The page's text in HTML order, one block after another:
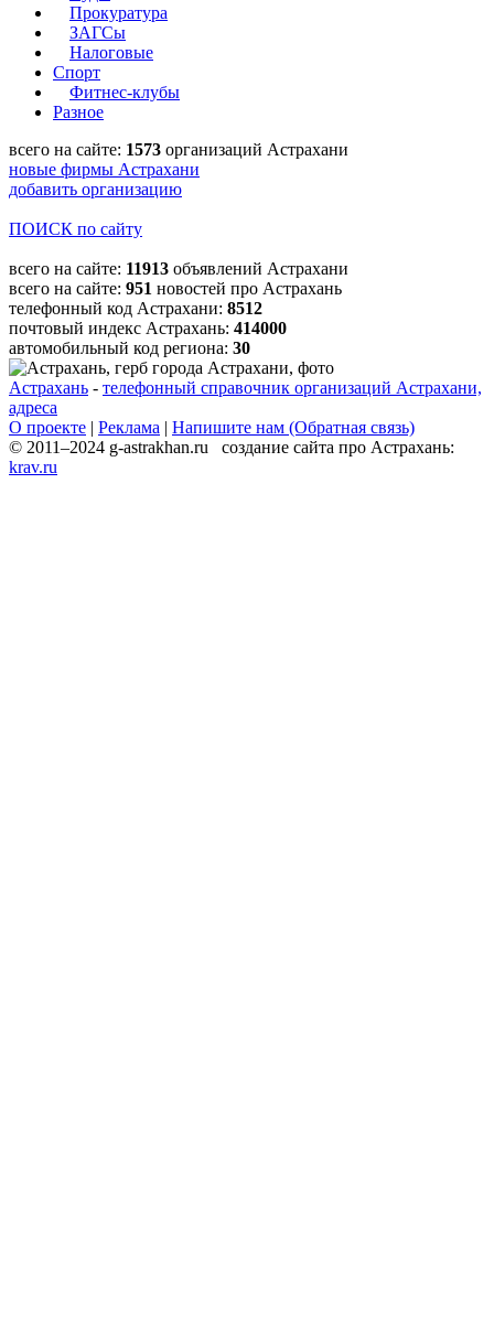
Прокуратура
ЗАГСы
Налоговые
Спорт
Фитнес-клубы
Разное
всего на сайте: 1573 организаций Астрахани
новые фирмы Астрахани
добавить организацию
ПОИСК по сайту
всего на сайте: 11913 объявлений Астрахани
всего на сайте: 951 новостей про Астрахань
телефонный код Астрахани: 8512
почтовый индекс Астрахань: 414000
автомобильный код региона: 30
Астрахань - телефонный справочник организаций Астрахани,
адреса
О проекте | Реклама | Напишите нам (Обратная связь)
© 2011–2024 g-astrakhan.ru создание сайта про Астрахань:
krav.ru